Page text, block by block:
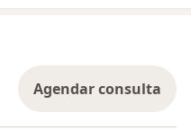
Agendar consulta